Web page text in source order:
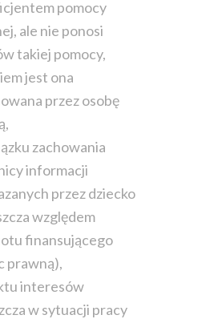
pomocy
ale nie ponosi
takiej pomocy,
jest ona
przez osobę
zachowania
informacji
przez dziecko
względem
finansującego
prawną),
interesów
w sytuacji pracy